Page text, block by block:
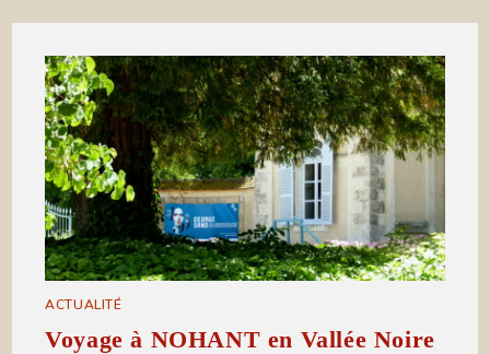
ACTUALITÉ
Voyage à NOHANT en Vallée Noire